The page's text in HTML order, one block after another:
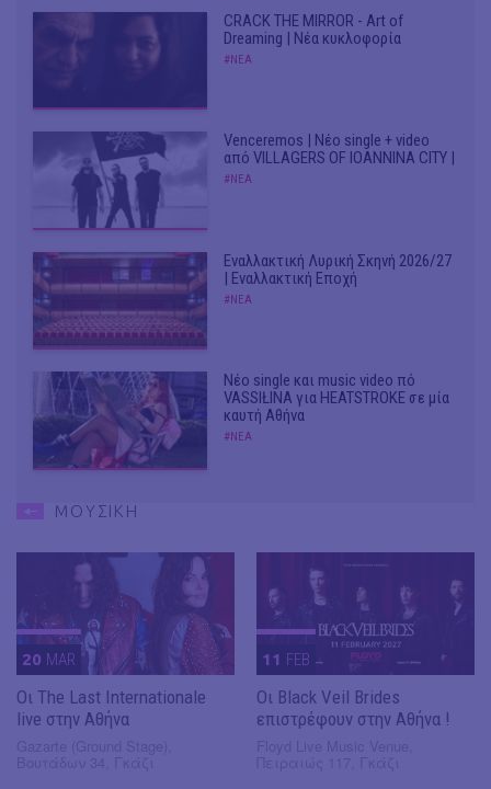
CRACK THE MIRROR - Art of
Dreaming | Νέα κυκλοφορία
#ΝΕΑ
Venceremos | Νέο single + video
από VILLAGERS OF IOANNINA CITY |
#ΝΕΑ
Εναλλακτική Λυρική Σκηνή 2026/27
| Εναλλακτική Εποχή
#ΝΕΑ
Νέο single και music video πό
VASSIŁINA για HEATSTROKE σε μία
καυτή Αθήνα
#ΝΕΑ
ΜΟΥΣΙΚΗ
20 MAR
Οι The Last Internationale
live στην Αθήνα
11 FEB
Οι Black Veil Brides
επιστρέφουν στην Αθήνα !